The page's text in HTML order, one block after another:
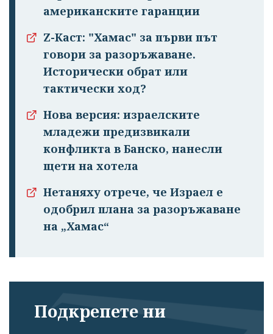
Успешно
профила си!
американските гаранции
Z-Каст: "Хамас" за първи път
говори за разоръжаване.
Исторически обрат или
тактически ход?
Нова версия: израелските
младежи предизвикали
конфликта в Банско, нанесли
щети на хотела
Нетаняху отрече, че Израел е
одобрил плана за разоръжаване
на „Хамас“
Подкрепете ни